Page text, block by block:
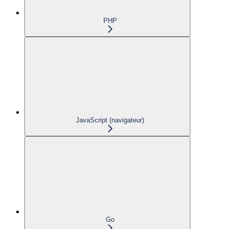
PHP
JavaScript (navigateur)
Go